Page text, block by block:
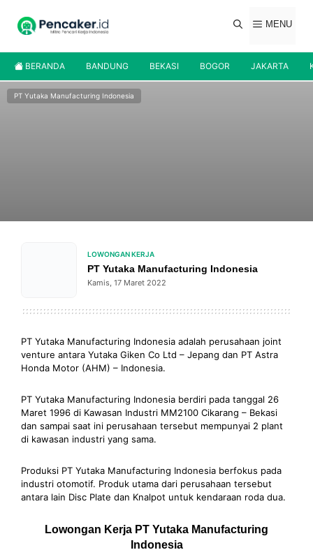
MENU
BERANDA BANDUNG BEKASI BOGOR JAKARTA
PT Yutaka Manufacturing Indonesia
LOWONGAN KERJA
PT Yutaka Manufacturing Indonesia
Kamis, 17 Maret 2022
PT Yutaka Manufacturing Indonesia adalah perusahaan joint
venture antara Yutaka Giken Co Ltd – Jepang dan PT Astra
Honda Motor (AHM) – Indonesia.
PT Yutaka Manufacturing Indonesia berdiri pada tanggal 26
Maret 1996 di Kawasan Industri MM2100 Cikarang – Bekasi
dan sampai saat ini perusahaan tersebut mempunyai 2 plant
di kawasan industri yang sama.
Produksi PT Yutaka Manufacturing Indonesia berfokus pada
industri otomotif. Produk utama dari perusahaan tersebut
antara lain Disc Plate dan Knalpot untuk kendaraan roda dua.
Lowongan Kerja PT Yutaka Manufacturing
Indonesia